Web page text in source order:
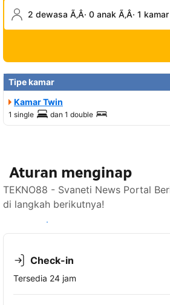
2 dewasa Ã‚Â· 0 anak Ã‚Â· 1 kamar
Tipe kamar
Kamar Twin
1 single dan 1 double
Aturan menginap
TEKNO88 - Svaneti News Portal
di langkah berikutnya!
Lihat ketersediaan
Check-in
Tersedia 24 jam